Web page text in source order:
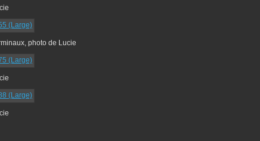
photo de Lucie